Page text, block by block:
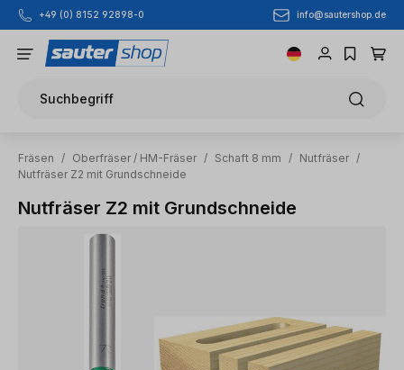
Zum Hauptinhalt springen
+49 (0) 8152 92898-0 info@sautershop.de
Suchbegriff
Fräsen / Oberfräser / HM-Fräser / Schaft 8 mm / Nutfräser /
Nutfräser Z2 mit Grundschneide
Nutfräser Z2 mit Grundschneide